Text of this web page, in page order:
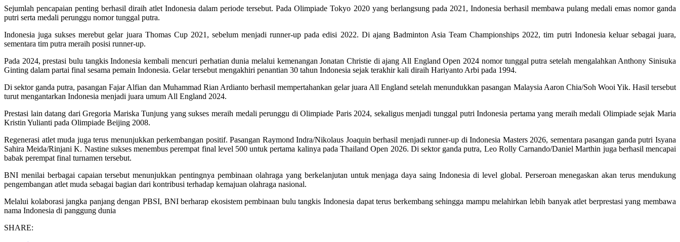
Sejumlah pencapaian penting berhasil diraih atlet Indonesia dalam periode tersebut. Pada Olimpiade Tokyo 2020 yang berlangsung pada 2021, Indonesia berhasil membawa pulang medali emas nomor ganda
putri serta medali perunggu nomor tunggal putra.
Indonesia juga sukses merebut gelar juara Thomas Cup 2021, sebelum menjadi runner-up pada edisi 2022. Di ajang Badminton Asia Team Championships 2022, tim putri Indonesia keluar sebagai juara,
sementara tim putra meraih posisi runner-up.
Pada 2024, prestasi bulu tangkis Indonesia kembali mencuri perhatian dunia melalui kemenangan Jonatan Christie di ajang All England Open 2024 nomor tunggal putra setelah mengalahkan Anthony Sinisuka
Ginting dalam partai final sesama pemain Indonesia. Gelar tersebut mengakhiri penantian 30 tahun Indonesia sejak terakhir kali diraih Hariyanto Arbi pada 1994.
Di sektor ganda putra, pasangan Fajar Alfian dan Muhammad Rian Ardianto berhasil mempertahankan gelar juara All England setelah menundukkan pasangan Malaysia Aaron Chia/Soh Wooi Yik. Hasil tersebut
turut mengantarkan Indonesia menjadi juara umum All England 2024.
Prestasi lain datang dari Gregoria Mariska Tunjung yang sukses meraih medali perunggu di Olimpiade Paris 2024, sekaligus menjadi tunggal putri Indonesia pertama yang meraih medali Olimpiade sejak Maria
Kristin Yulianti pada Olimpiade Beijing 2008.
Regenerasi atlet muda juga terus menunjukkan perkembangan positif. Pasangan Raymond Indra/Nikolaus Joaquin berhasil menjadi runner-up di Indonesia Masters 2026, sementara pasangan ganda putri Isyana
Sahira Meida/Rinjani K. Nastine sukses menembus perempat final level 500 untuk pertama kalinya pada Thailand Open 2026. Di sektor ganda putra, Leo Rolly Carnando/Daniel Marthin juga berhasil mencapai
babak perempat final turnamen tersebut.
BNI menilai berbagai capaian tersebut menunjukkan pentingnya pembinaan olahraga yang berkelanjutan untuk menjaga daya saing Indonesia di level global. Perseroan menegaskan akan terus mendukung
pengembangan atlet muda sebagai bagian dari kontribusi terhadap kemajuan olahraga nasional.
Melalui kolaborasi jangka panjang dengan PBSI, BNI berharap ekosistem pembinaan bulu tangkis Indonesia dapat terus berkembang sehingga mampu melahirkan lebih banyak atlet berprestasi yang membawa
nama Indonesia di panggung dunia
SHARE: